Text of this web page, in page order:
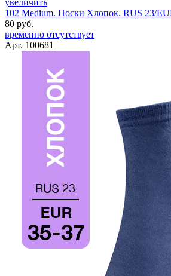
увеличить
102 Medium. Носки Хлопок. RUS 23/
80 руб.
временно отсутствует
Арт. 100681